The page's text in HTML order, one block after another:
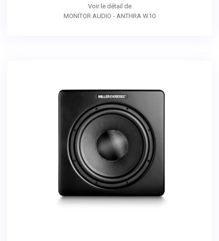
Voir le détail de
MONITOR AUDIO - ANTHRA W10